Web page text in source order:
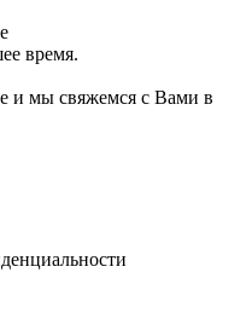
время.
и мы свяжемся с Вами в